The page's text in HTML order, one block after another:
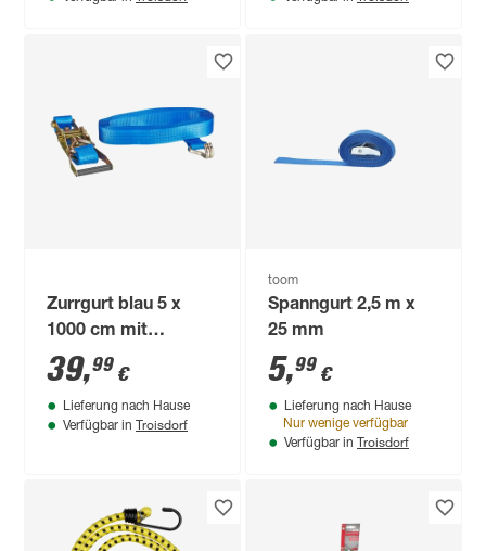
Zurrgurt blau 5 x
1000 cm mit
Drahthaken
39,99 €
Lieferung nach Hause
Verfügbar in Troisdorf
toom
Spanngurt 2,5 m x
25 mm
5,99 €
Lieferung nach Hause
Nur wenige verfügbar
Verfügbar in Troisdorf